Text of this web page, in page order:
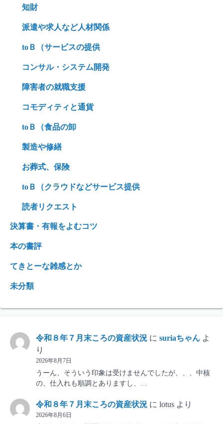
知財
派遣や求人など人材関係
toＢ（サービスの提供
コンサル・システム開発
障害者の就職支援
コモディティと通貨
toＢ（食品の卸
製造や修繕
お葬式、保険
toＢ（クラウドなどサービス提供
読者リクエスト
決算書・有報をよむコツ
本の書評
てきとーな雑感とか
未分類
令和８年７月末ころの資産状況 に suriaちゃん よ
り
2026年8月7日
うーん、そういう印象は受けませんでしたが、、、中核
の、仕入れも順調とありますし、…
令和８年７月末ころの資産状況 に lotus より
2026年8月6日